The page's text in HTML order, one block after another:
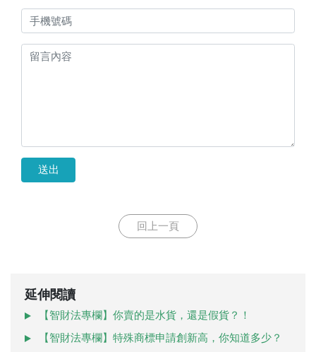
送出
回上一頁
延伸閱讀
【智財法專欄】你賣的是水貨，還是假貨？！
【智財法專欄】特殊商標申請創新高，你知道多少？